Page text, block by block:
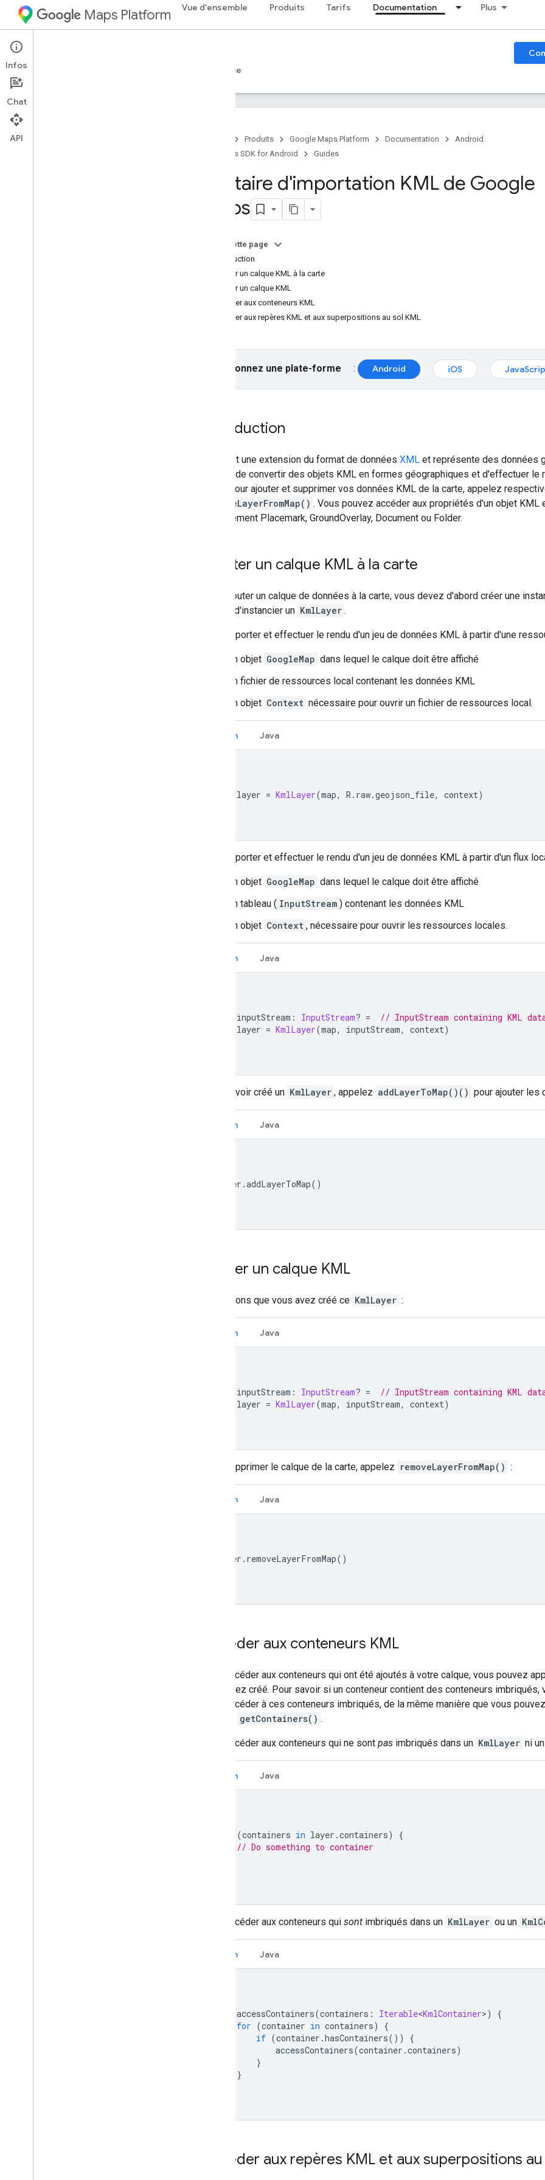
Maps Platform Vue d'ensemble Produits Tarifs Documentation Plus
Android
Guides
Assistance
Produits Google Maps Platform Documentation
Android
Maps SDK for Android
Guides
Utilitaire d'importation KML de Google
Maps
Sur cette page
Introduction
Ajouter un calque KML à la carte
Effacer un calque KML
Accéder aux conteneurs KML
Accéder aux repères KML et aux superpositions au sol KML
Sélectionnez une plate-forme : Android iOS
Introduction
est une extension du format de données XML et représente des données
permet de convertir des objets KML en formes géographiques et d'effectuer
carte. Pour ajouter et supprimer vos données KML de la carte, appelez
removeLayerFromMap() . Vous pouvez accéder aux propriétés d'un objet KML
quel élément Placemark, GroundOverlay, Document ou Folder.
Ajouter un calque KML à la carte
Pour ajouter un calque de données à la carte, vous devez d'abord créer une
façons d'instancier un KmlLayer .
Pour importer et effectuer le rendu d'un jeu de données KML à partir d'une
Un objet GoogleMap dans lequel le calque doit être affiché
Un fichier de ressources local contenant les données KML
Un objet Context nécessaire pour ouvrir un fichier de ressources local.
Kotlin Java
val layer = KmlLayer(map, R . raw.geojson_file, context)
Pour importer et effectuer le rendu d'un jeu de données KML à partir d'un flux
Un objet GoogleMap dans lequel le calque doit être affiché
Un tableau ( InputStream ) contenant les données KML
Un objet Context , nécessaire pour ouvrir les ressources locales.
Kotlin Java
val inputStream : InputStream? =
// InputStream containing KML
val layer = KmlLayer(map, inputStream, context)
Après avoir créé un KmlLayer , appelez addLayerToMap()() pour ajouter les
Kotlin Java
layer .addLayerToMap()
Effacer un calque KML
Supposons que vous avez créé ce KmlLayer :
Kotlin Java
val inputStream : InputStream? =
// InputStream containing KML
val layer = KmlLayer(map, inputStream, context)
Pour supprimer le calque de la carte, appelez removeLayerFromMap() :
Kotlin Java
layer . removeLayerFromMap()
Accéder aux conteneurs KML
Pour accéder aux conteneurs qui ont été ajoutés à votre calque, vous pouvez
vous avez créé. Pour savoir si un conteneur contient des conteneurs
Pour accéder à ces conteneurs imbriqués, de la même manière que vous
getContainers() .
Pour accéder aux conteneurs qui ne sont pas imbriqués dans un KmlLayer ni
Kotlin Java
(containers in layer .containers)
{
// Do something to container
Pour accéder aux conteneurs qui sont imbriqués dans un KmlLayer ou un
Kotlin Java
fun accessContainers(containers : Iterable<KmlContainer>)
{
for (container in containers)
{
if (container .hasContainers())
{
accessContainers(container .containers)
}
}
Accéder aux repères KML et aux superpositions
Infos
Chat
API